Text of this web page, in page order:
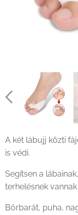
A két lábujj közti
is védi.
Segítsen a
terhelésnek
Bőrbarát, puha,